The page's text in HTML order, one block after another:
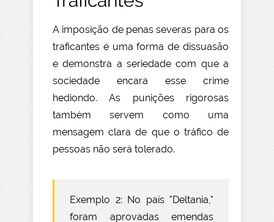
A imposição de penas severas para os
traficantes é uma forma de dissuasão
e demonstra a seriedade com que a
sociedade encara esse crime
hediondo. As punições rigorosas
também servem como uma
mensagem clara de que o tráfico de
pessoas não será tolerado.
Exemplo 2: No país "Deltania,"
foram aprovadas emendas